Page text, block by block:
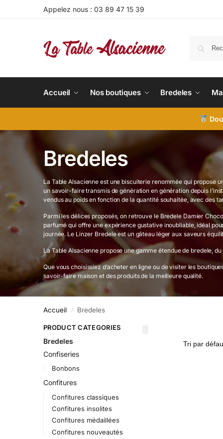
Appelez nous : 03 89 47 15 39
Accueil Nos boutiques Bredeles
Bredeles
La Table Alsacienne est une biscuiterie renommée qui propose
un savoir-faire transmis de génération en génération depuis
vendus au poids en fonction de la quantité souhaitée, avec des
Parmi les délices proposés, on retrouve le Bredele Damier
parfumé qui offre une expérience gustative inoubliable, idéal
journée. Le Linzer Bredele est un gâteau léger aux saveurs
La Table Alsacienne propose une gamme étendue de bredele,
Que vous choisissiez d’acheter en ligne ou de visiter les
savoir-faire maison et des produits de la meilleure qualité.
Accueil / Bredeles
PRODUCT CATEGORIES
Bredeles
Confiseries
Bonbons
Confitures
Confitures classiques
Confitures insolites
Confitures médaillées
Confitures nouveautés